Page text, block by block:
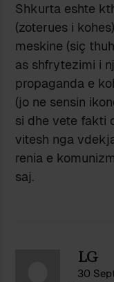
Shkurta eshte
(zoterues i
meskine (siç
as shfrytezimi i
propaganda e
(jo ne sensin
si dhe vete fakti
vitesh nga
renia e
saj.
LG
30